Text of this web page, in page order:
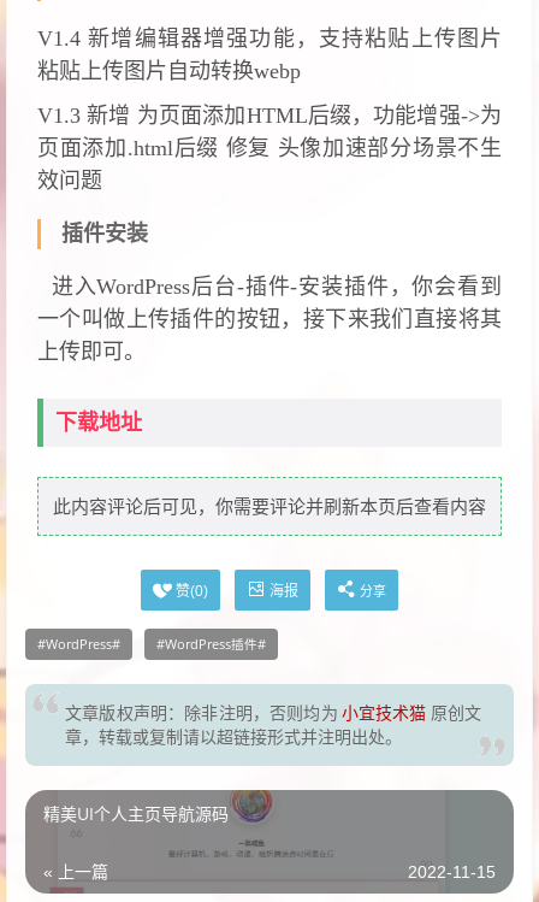
V1.4 新增编辑器增强功能，支持粘贴上传图片
粘贴上传图片自动转换webp
V1.3 新增 为页面添加HTML后缀，功能增强->为
页面添加.html后缀 修复 头像加速部分场景不生
效问题
插件安装
进入WordPress后台-插件-安装插件，你会看到
一个叫做上传插件的按钮，接下来我们直接将其
上传即可。
下载地址
此内容评论后可见，你需要评论并刷新本页后查看内容
赞(0) 海报 分享
WordPress WordPress插件
文章版权声明：除非注明，否则均为 小宜技术猫 原创文
章，转载或复制请以超链接形式并注明出处。
精美UI个人主页导航源码
« 上一篇 2022-11-15